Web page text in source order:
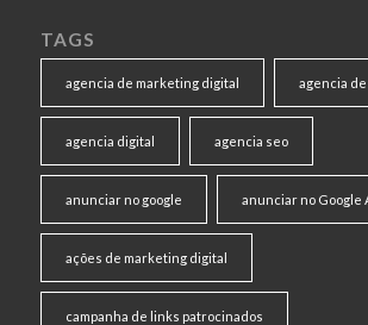
TAGS
agencia de marketing digital agencia
agencia digital agencia seo
anunciar no google anunciar no Google
ações de marketing digital
campanha de links patrocinados